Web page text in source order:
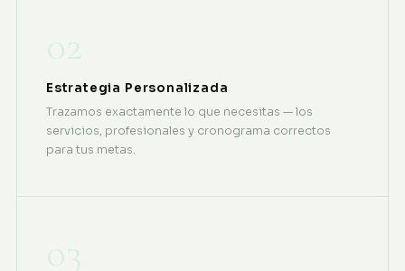
02
Estrategia Personalizada
Trazamos exactamente lo que necesitas — los
servicios, profesionales y cronograma correctos
para tus metas.
03